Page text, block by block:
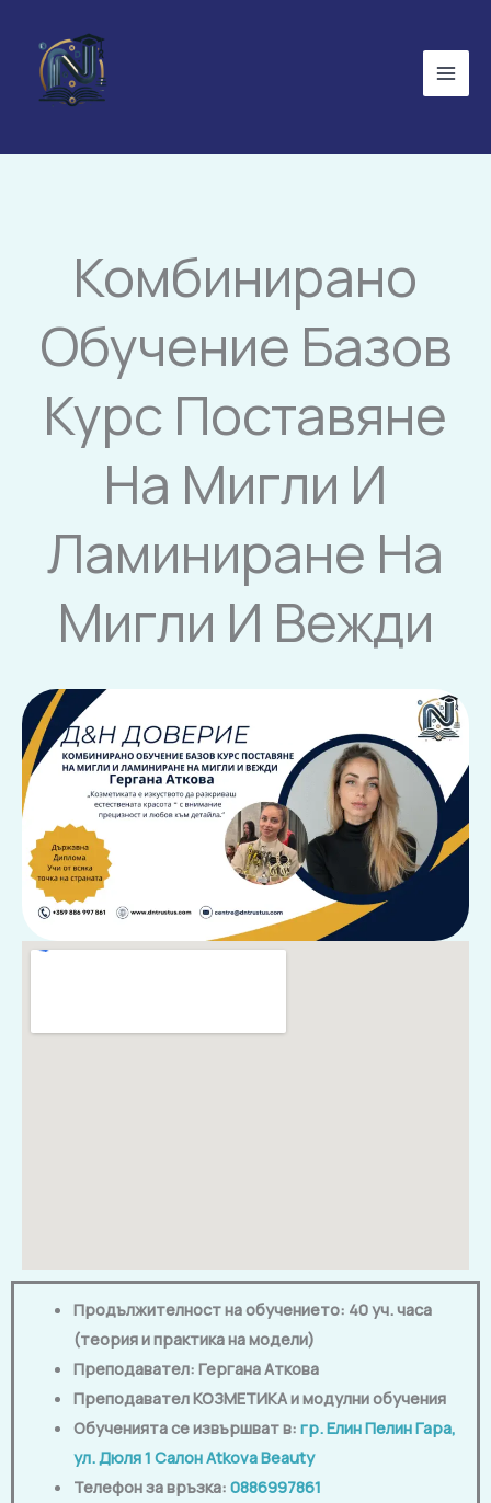
content
Комбинирано
Обучение Базов
Курс Поставяне
На Мигли И
Ламиниране На
Мигли И Вежди
Продължителност на обучението: 40 уч. часа
(теория и практика на модели)
Преподавател: Гергана Аткова
Преподавател КОЗМЕТИКА и модулни обучения
Обученията се извършват в: гр. Елин Пелин Гара,
ул. Дюля 1 Салон Atkova Beauty
Телефон за връзка: 0886997861